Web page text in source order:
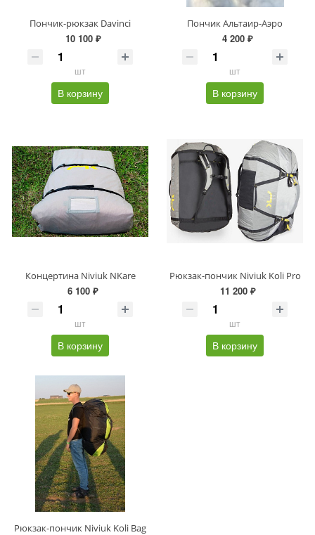
Пончик-рюкзак Davinci
10 100 ₽
шт
В корзину
Пончик Альтаир-Аэро
4 200 ₽
шт
В корзину
Концертина Niviuk NKare
6 100 ₽
шт
В корзину
Рюкзак-пончик Niviuk Koli Pro
11 200 ₽
шт
В корзину
Рюкзак-пончик Niviuk Koli Bag